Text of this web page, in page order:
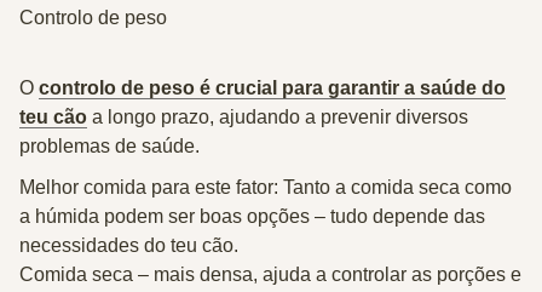
Controlo de peso
O controlo de peso é crucial para garantir a saúde do
teu cão a longo prazo, ajudando a prevenir diversos
problemas de saúde.
Melhor comida para este fator: Tanto a comida seca como
a húmida podem ser boas opções – tudo depende das
necessidades do teu cão.
Comida seca – mais densa, ajuda a controlar as porções e